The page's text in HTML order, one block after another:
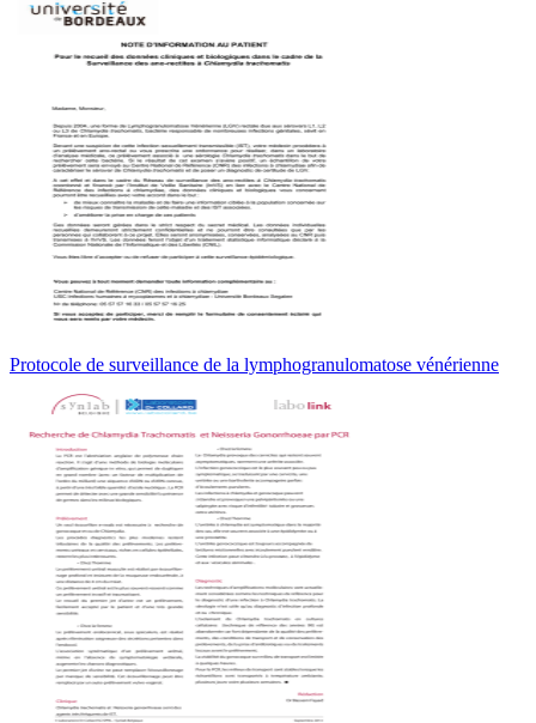
Protocole de surveillance de la lymphogranulomatose vénérienne